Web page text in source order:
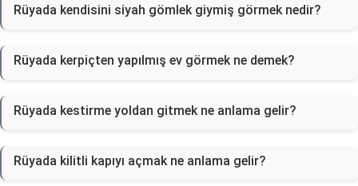
Rüyada kendisini siyah gömlek giymiş görmek nedir?
Rüyada kerpiçten yapılmış ev görmek ne demek?
Rüyada kestirme yoldan gitmek ne anlama gelir?
Rüyada kilitli kapıyı açmak ne anlama gelir?